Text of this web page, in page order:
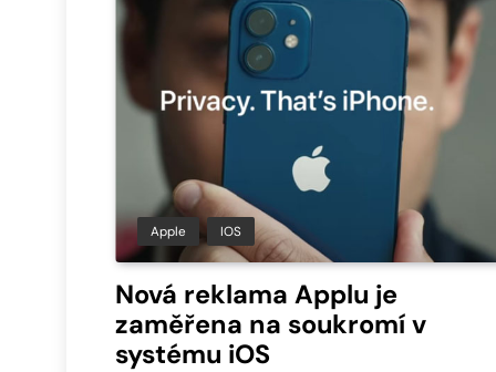
Apple IOS
Nová reklama Applu je
zaměřena na soukromí v
systému iOS